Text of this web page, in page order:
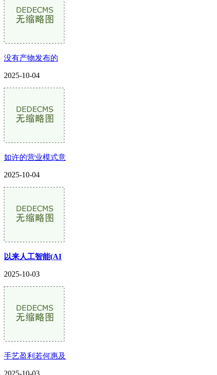
没有产物发布的
2025-10-04
如许的营业模式意
2025-10-04
以来人工智能(AI
2025-10-03
手艺盈利若何惠及
2025-10-03